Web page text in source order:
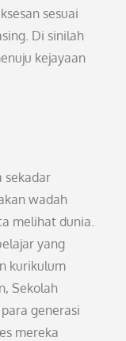
sesuai
Di sinilah
kejayaan
sekadar
wadah
melihat dunia.
yang
kurikulum
Sekolah
generasi
mereka